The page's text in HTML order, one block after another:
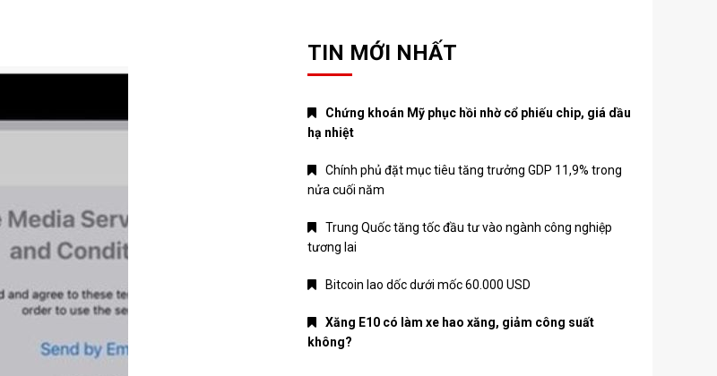
TIN MỚI NHẤT
Chứng khoán Mỹ phục hồi nhờ cổ phiếu chip, giá dầu
hạ nhiệt
Chính phủ đặt mục tiêu tăng trưởng GDP 11,9% trong
nửa cuối năm
Trung Quốc tăng tốc đầu tư vào ngành công nghiệp
tương lai
Bitcoin lao dốc dưới mốc 60.000 USD
Xăng E10 có làm xe hao xăng, giảm công suất
không?